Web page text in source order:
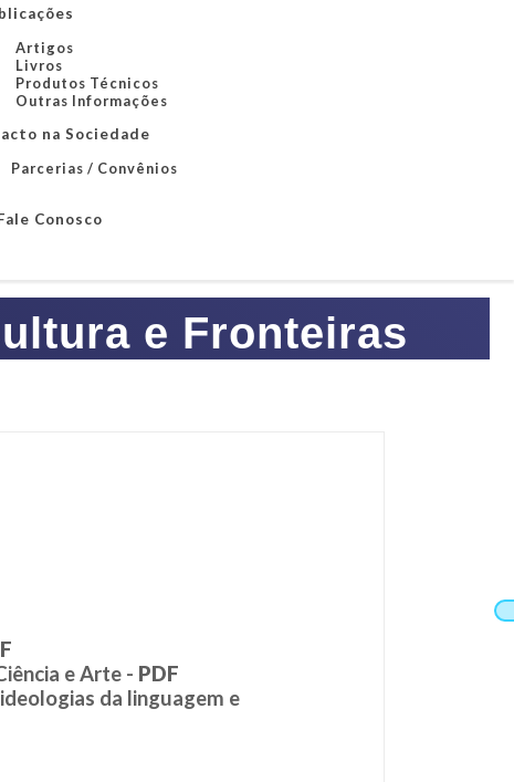
Artigos
Livros
Produtos Técnicos
Outras Informações
na Sociedade
Parcerias / Convênios
Conosco
e Fronteiras
e Arte - PDF
da linguagem e